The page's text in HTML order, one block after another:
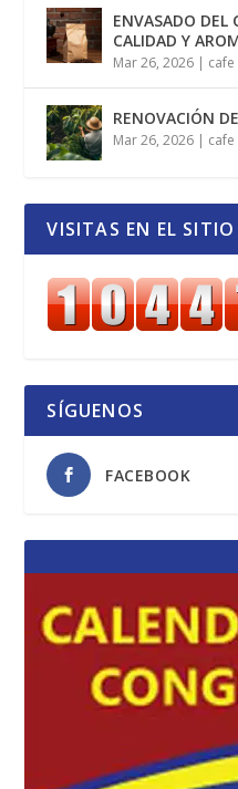
ENVASADO DEL
CALIDAD Y
Mar 26, 2026 | cafe
RENOVACIÓN
Mar 26, 2026 | cafe
VISITAS EN EL SITIO
SÍGUENOS
FACEBOOK